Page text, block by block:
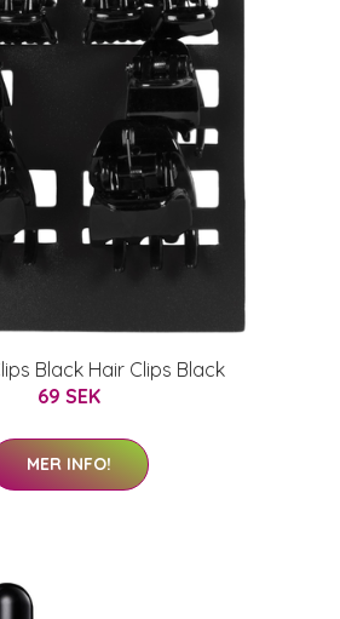
Black Hair Clips Black
69 SEK
MER INFO!